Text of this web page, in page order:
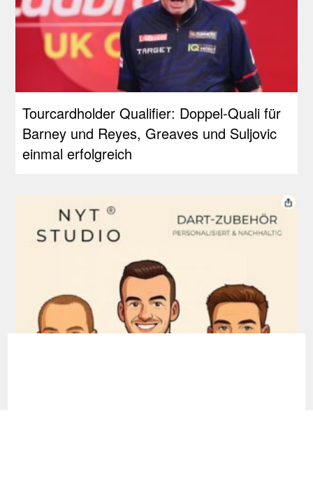
Tourcardholder Qualifier: Doppel-Quali für
Barney und Reyes, Greaves und Suljovic
einmal erfolgreich